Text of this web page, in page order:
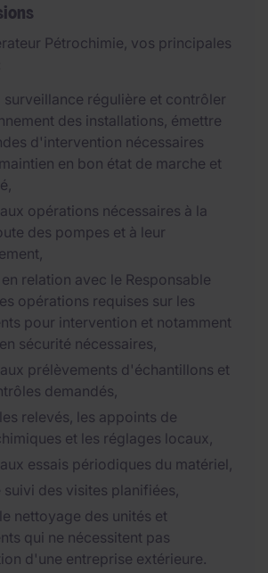
Pétrochimie, vos principales
surveillance régulière et contrôler
des installations, émettre
d'intervention nécessaires
en bon état de marche et
opérations nécessaires à la
des pompes et à leur
relation avec le Responsable
opérations requises sur les
pour intervention et notamment
sécurité nécessaires,
prélèvements d'échantillons et
demandés,
relevés, les appoints de
et les réglages locaux,
essais périodiques du matériel,
suivi des visites planifiées,
nettoyage des unités et
qui ne nécessitent pas
d'une entreprise extérieure.